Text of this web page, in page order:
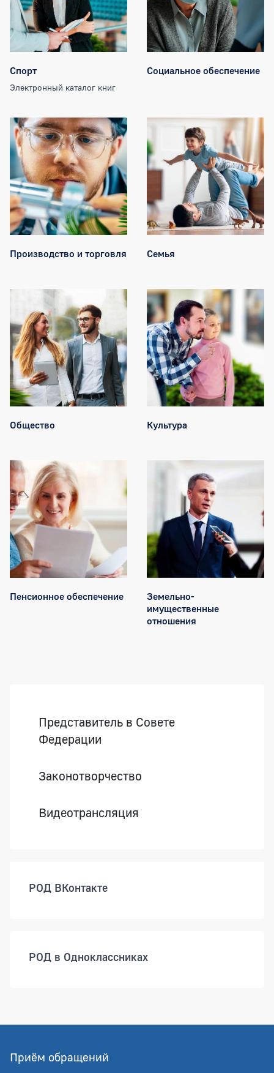
Спорт
Электронный каталог книг
Социальное обеспечение
Производство и торговля Семья
Общество Культура
Пенсионное обеспечение
Земельно-
имущественные
отношения
Представитель в Совете
Федерации
Законотворчество
Видеотрансляция
РОД ВКонтакте
РОД в Одноклассниках
Приём обращений